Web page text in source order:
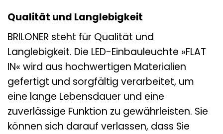
Qualität und Langlebigkeit
BRILONER steht für Qualität und
Langlebigkeit. Die LED-Einbauleuchte »FLAT
IN« wird aus hochwertigen Materialien
gefertigt und sorgfältig verarbeitet, um
eine lange Lebensdauer und eine
zuverlässige Funktion zu gewährleisten. Sie
können sich darauf verlassen, dass Sie